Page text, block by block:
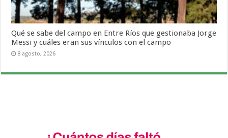
Qué se sabe del campo en Entre Ríos que gestionaba Jorge
Messi y cuáles eran sus vínculos con el campo
8 agosto, 2026